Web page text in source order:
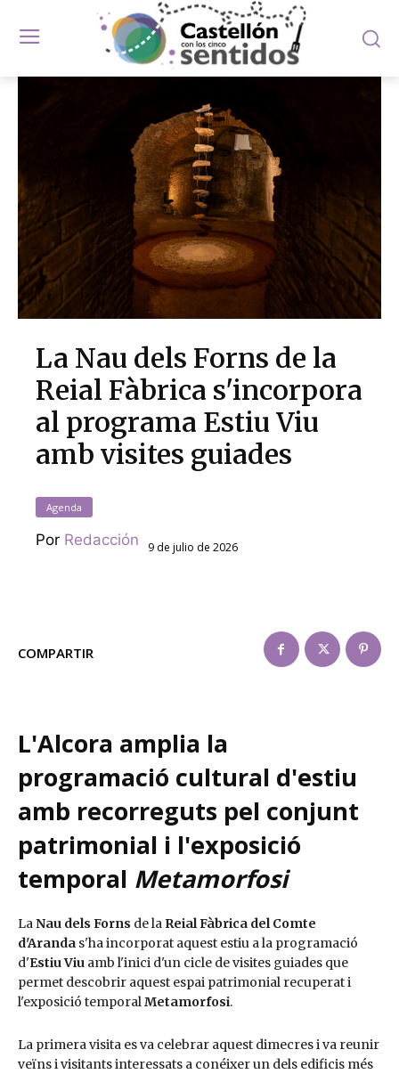
La Nau dels Forns de la
Reial Fàbrica s'incorpora
al programa Estiu Viu
amb visites guiades
Agenda
Por Redacción 9 de julio de 2026
COMPARTIR
L'Alcora amplia la
programació cultural d'estiu
amb recorreguts pel conjunt
patrimonial i l'exposició
temporal Metamorfosi
LaNau dels Forns de la Reial Fàbrica del Comte
d'Aranda s'ha incorporat aquest estiu a la programació
d'Estiu Viu amb l'inici d'un cicle de visites guiades que
permet descobrir aquest espai patrimonial recuperat i
l'exposició temporalMetamorfosi.
La primera visita es va celebrar aquest dimecres i va reunir
veïns i visitants interessats a conéixer un dels edificis més